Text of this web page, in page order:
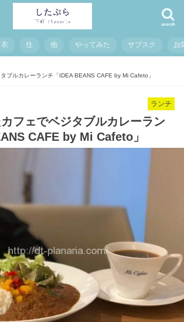
search
衣 住 他 やってみた サブスク お
ブルカレーランチ「IDEA BEANS CAFE by Mi Cafeto」
ランチ
フェでベジタブルカレーラン
CAFE by Mi Cafeto」